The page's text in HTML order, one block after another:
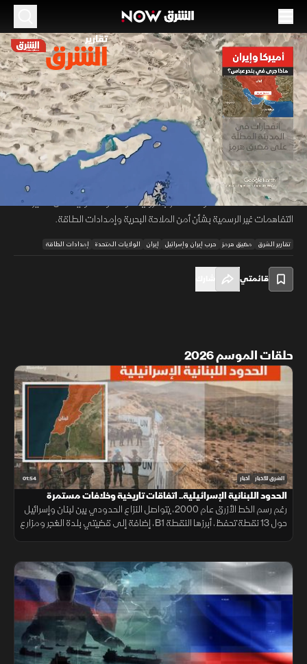
الموسم 2026
أميركا وإيران.. ماذا جرى في بندر عباس؟
28 مايو 2026 01:42 أخبار
تقارير الشرق
تصعيد عسكري يحول مدينة بندر عباس الإيرانية المطلة على مضيق هرمز إلى
ساحة مواجهة بين واشنطن وطهران، حيث أعلنت أميركا إسقاط مسيرات
استهدفت سفينة تجارية، فيما ردت إيران باستهداف قاعدة جوية، وتفعيل
الدفاعات لعدة ساعات، وسط تضارب الروايات ومخاوف دولية على مصير
التفاهمات غير الرسمية بشأن أمن الملاحة البحرية وإمدادات الطاقة.
تقارير الشرق مضيق هرمز حرب إيران وإسرائيل إيران الولايات المتحدة إمدادات الطاقة
قائمتي
حلقات الموسم 2026
01:54 الشرق للأخبار أخبار
الحدود اللبنانية الإسرائيلية.. اتفاقات تاريخية وخلافات مستمرة
رغم رسم الخط الأزرق عام 2000، يتواصل النزاع الحدودي بين لبنان وإسرائيل
حول 13 نقطة تحفظ، أبرزها النقطة B1، إضافة إلى قضيتي بلدة الغجر ومزارع